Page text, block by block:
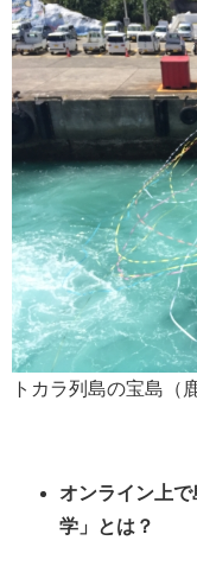
トカラ列島の宝島（
オンライン上
学」とは？